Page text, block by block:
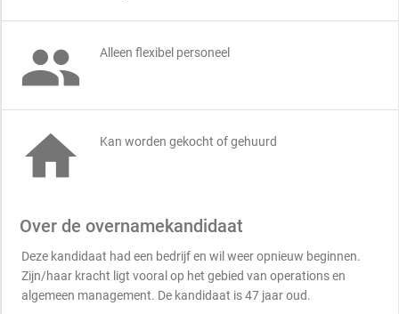
 Alleen flexibel personeel
 Kan worden gekocht of gehuurd
Over de overnamekandidaat
Deze kandidaat had een bedrijf en wil weer opnieuw beginnen.
Zijn/haar kracht ligt vooral op het gebied van operations en
algemeen management. De kandidaat is 47 jaar oud.